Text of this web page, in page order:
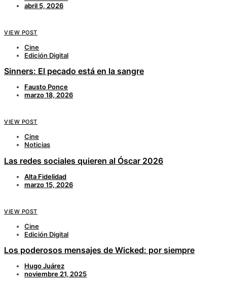
abril 5, 2026
VIEW POST
Cine
Edición Digital
Sinners: El pecado está en la sangre
Fausto Ponce
marzo 18, 2026
VIEW POST
Cine
Noticias
Las redes sociales quieren al Óscar 2026
Alta Fidelidad
marzo 15, 2026
VIEW POST
Cine
Edición Digital
Los poderosos mensajes de Wicked: por siempre
Hugo Juárez
noviembre 21, 2025